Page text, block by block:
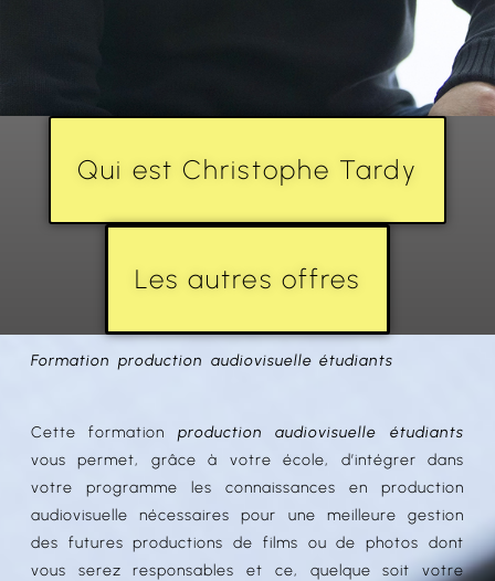
Qui est Christophe Tardy
Les autres offres
Formation production audiovisuelle étudiants
Cette formation production audiovisuelle étudiants
vous permet, grâce à votre école, d’intégrer dans
votre programme les connaissances en production
audiovisuelle nécessaires pour une meilleure gestion
des futures productions de films ou de photos dont
vous serez responsables et ce, quelque soit votre